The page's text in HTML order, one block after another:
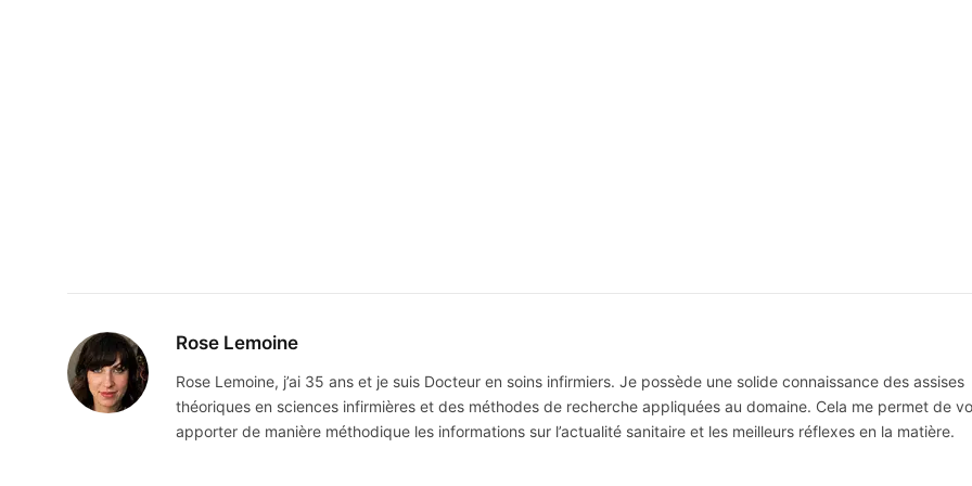
Rose Lemoine
Rose Lemoine, j’ai 35 ans et je suis Docteur en soins infirmiers. Je possède une solide connaissance des assises
théoriques en sciences infirmières et des méthodes de recherche appliquées au domaine. Cela me permet de
apporter de manière méthodique les informations sur l’actualité sanitaire et les meilleurs réflexes en la matière.